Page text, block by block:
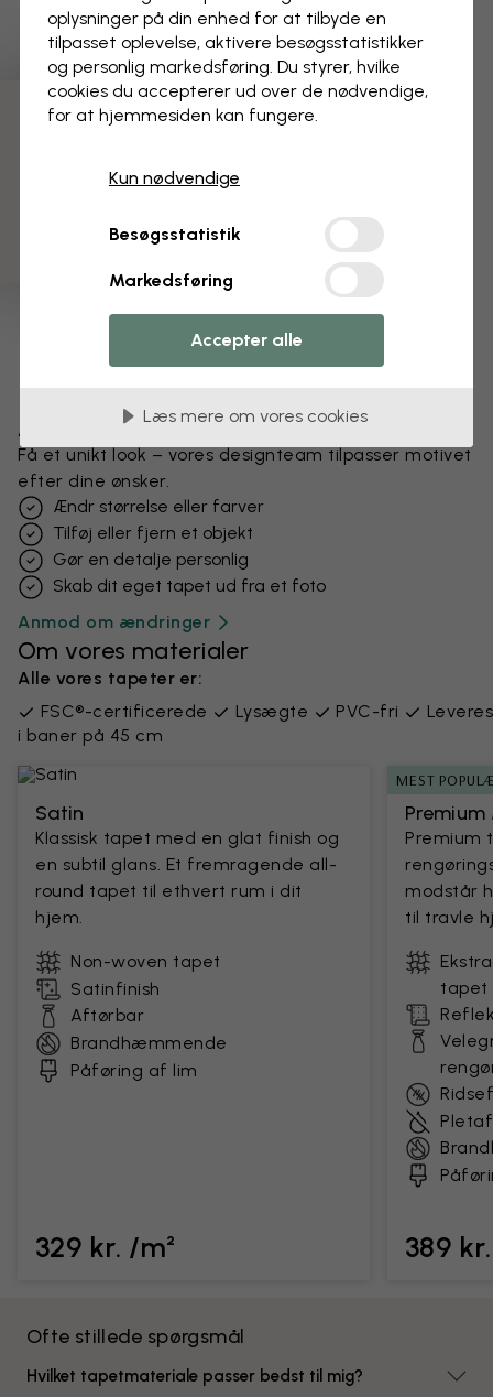
Ændr dit tapet
Få et unikt look – vores designteam tilpasser motivet
efter dine ønsker.
Ændr størrelse eller farver
Tilføj eller fjern et objekt
Gør en detalje personlig
Skab dit eget tapet ud fra et foto
Anmod om ændringer
Om vores materialer
Alle vores tapeter er:
FSC®-certificerede
Lysægte PVC-fri
Leveres
i baner på 45 cm
Satin
Klassisk tapet med en glat finish og
en subtil glans. Et fremragende all-
round tapet til ethvert rum i dit
hjem.
Non-woven tapet
Satinfinish
Aftørbar
Brandhæmmende
Påføring af lim
329 kr. /m²
MEST
Premium
modstår
til travle
tapet
389
Ofte stillede spørgsmål
Hvilket tapetmateriale passer bedst til mig?
oplysninger på din enhed for at tilbyde en
tilpasset oplevelse, aktivere besøgs­statistikker
og personlig markedsføring. Du styrer, hvilke
cookies du accepterer ud over de nødvendige,
for at hjemmesiden kan fungere.
Kun nødvendige
Besøgsstatistik
Markedsføring
Accepter alle
Læs mere om vores cookies